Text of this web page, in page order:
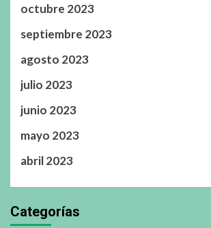
octubre 2023
septiembre 2023
agosto 2023
julio 2023
junio 2023
mayo 2023
abril 2023
Categorías